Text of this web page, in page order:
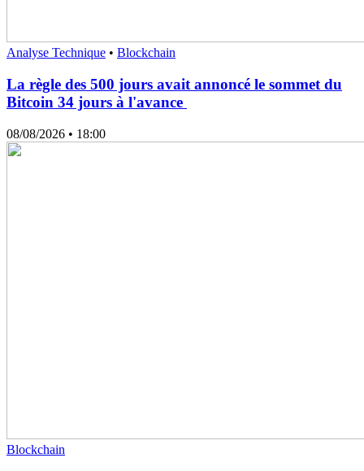
Analyse Technique • Blockchain
La règle des 500 jours avait annoncé le sommet du
Bitcoin 34 jours à l'avance
08/08/2026 • 18:00
Blockchain